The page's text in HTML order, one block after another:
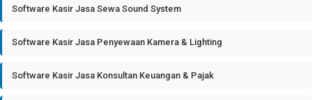
Software Kasir Jasa Sewa Sound System
Software Kasir Jasa Penyewaan Kamera & Lighting
Software Kasir Jasa Konsultan Keuangan & Pajak